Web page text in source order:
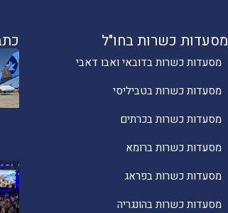
מסעדות כשרות בחו"ל
מסעדות כשרות בדובאי ואבו דאבי
מסעדות כשרות בטביליסי
מסעדות כשרות בכרתים
מסעדות כשרות ברומא
מסעדות כשרות בפראג
מסעדות כשרות בהונגריה